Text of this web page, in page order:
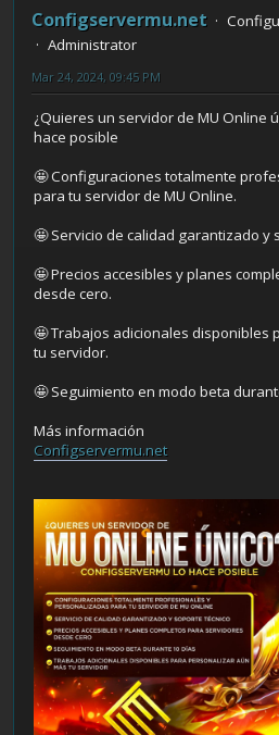
Configservermu.net
Administrator
Mar 24, 2024, 09:45 PM
¿Quieres un servidor de MU Online
hace posible
🤩 Configuraciones totalmente
para tu servidor de MU Online.
🤩 Servicio de calidad garantizado y
🤩 Precios accesibles y planes
desde cero.
🤩 Trabajos adicionales disponibles
tu servidor.
🤩 Seguimiento en modo beta
Más información
Configservermu.net